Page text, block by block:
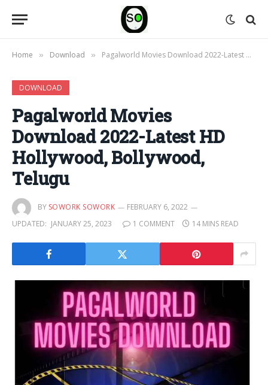
Home » Download » Pagalworld Movies Download 2022-Latest HD Hollywood, Bollywood, Telugu
DOWNLOAD
Pagalworld Movies
Download 2022-Latest HD
Hollywood, Bollywood,
Telugu
BY SOWORK SOWORK
FEBRUARY 6, 2022
UPDATED: JANUARY 25, 2023 1 COMMENT 14 MINS READ